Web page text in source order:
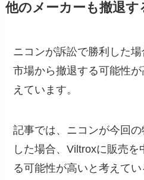
他のメーカーも撤退す
ニコンが訴訟で勝利した
市場から撤退する可能性
えています。
記事では、ニコンが今回
した場合、Viltroxに販売
る可能性が高いと考えてい